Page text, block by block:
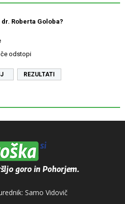
Roberta Goloba?
odstopi
REZULTATI
Samo Vidovič